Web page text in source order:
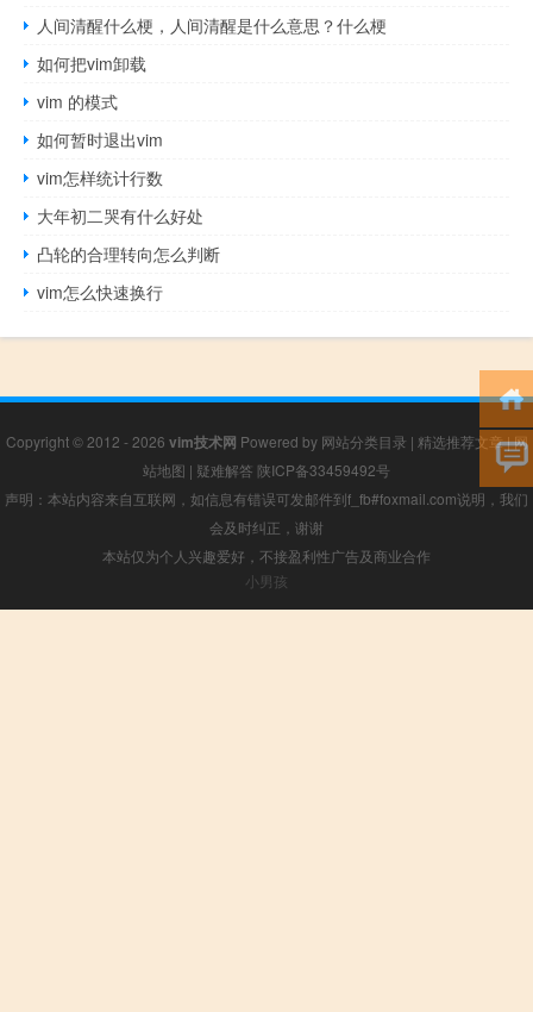
人间清醒什么梗，人间清醒是什么意思？什么梗
如何把vim卸载
vim 的模式
如何暂时退出vim
vim怎样统计行数
大年初二哭有什么好处
凸轮的合理转向怎么判断
vim怎么快速换行
Copyright © 2012 - 2026 vim技术网 Powered by 网站分类目录 | 精选推荐文章|网
站地图 | 疑难解答 陕ICP备33459492号
声明：本站内容来自互联网，如信息有错误可发邮件到f_fb#foxmail.com说明，我们
会及时纠正，谢谢
本站仅为个人兴趣爱好，不接盈利性广告及商业合作
小男孩